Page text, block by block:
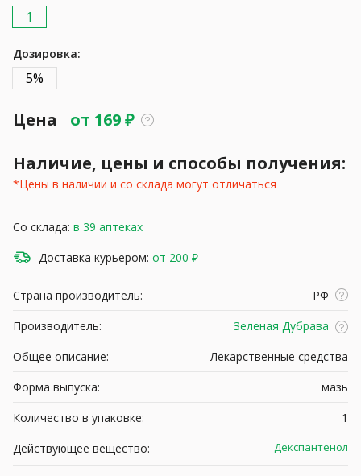
1
Дозировка:
5%
Цена от 169₽
Наличие, цены и способы получения:
*Цены в наличии и со склада могут отличаться
Со склада: в 39 аптеках
Доставка курьером: от 200 ₽
Страна производитель:
РФ
Производитель:
Зеленая Дубрава
Общее описание:
Лекарственные средства
Форма выпуска:
мазь
Количество в упаковке:
1
Действующее вещество:
Декспантенол